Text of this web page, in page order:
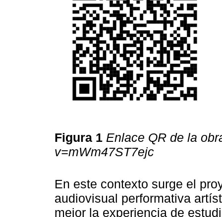
Figura 1 Enlace QR de la
v=mWm47ST7ejc
En este contexto surge el
audiovisual performativa
mejor la experiencia de